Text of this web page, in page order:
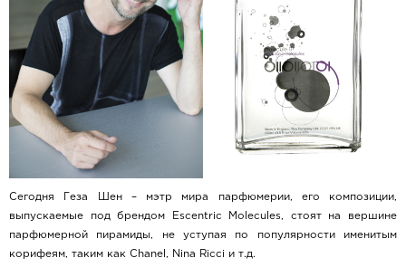
Сегодня Геза Шен – мэтр мира парфюмерии, его композиции,
выпускаемые под брендом Escentric Molecules, стоят на вершине
парфюмерной пирамиды, не уступая по популярности именитым
корифеям, таким как Chanel, Nina Ricci и т.д.